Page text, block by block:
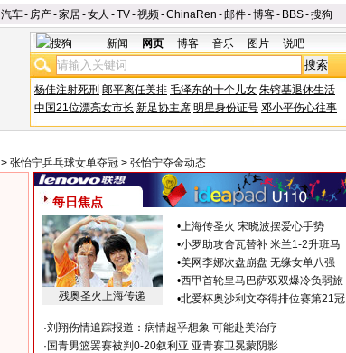
汽车- 房产-家居-女人 -TV-视频-ChinaRen -邮件-博客- BBS-搜狗
新闻 网页 博客 音乐 图片 说吧
杨佳注射死刑 郎平离任美排 毛泽东的十个儿女 朱镕基退休生活
中国21位漂亮女市长 新足协主席 明星身份证号 邓小平伤心往事
> 张怡宁乒乓球女单夺冠 > 张怡宁夺金动态
每日焦点
残奥圣火上海传递
•上海传圣火 宋晓波摆爱心手势
•小罗助攻舍瓦替补 米兰1-2升班马
•美网李娜次盘崩盘 无缘女单八强
•西甲首轮皇马巴萨双双爆冷负弱旅
•北爱杯奥沙利文夺得排位赛第21冠
·刘翔伤情追踪报道：病情超乎想象 可能赴美治疗
· 国青男篮罢赛被判0-20叙利亚 亚青赛卫冕蒙阴影